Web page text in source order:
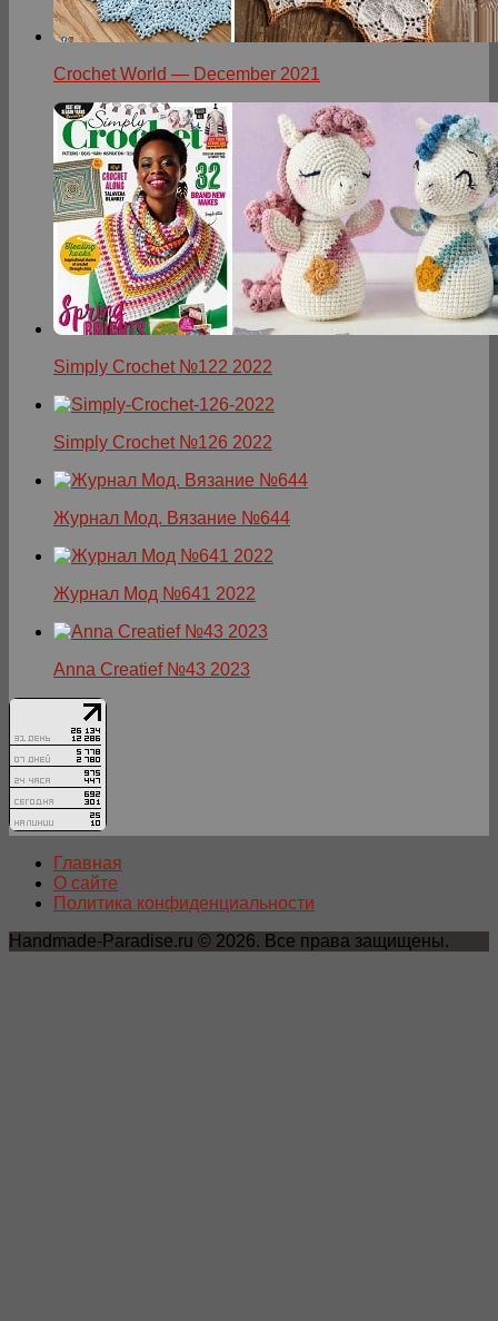
Crochet World — December 2021
Simply Crochet №122 2022
Simply Crochet №126 2022
Журнал Мод. Вязание №644
Журнал Мод №641 2022
Anna Creatief №43 2023
Главная
О сайте
Политика конфиденциальности
Handmade-Paradise.ru © 2026. Все права защищены.